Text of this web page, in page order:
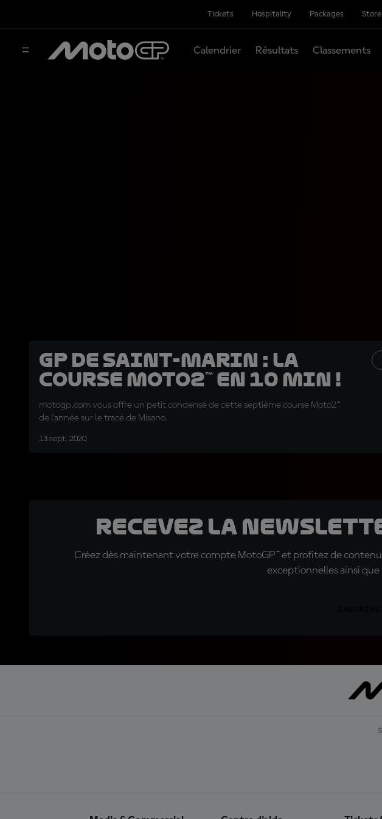
Tickets Hospitality Packages Store
Calendrier Résultats Classements
GP de Saint-Marin : La
course Moto2™ en 10 min !
motogp.com vous offre un petit condensé de cette septième course Moto2™
de l'année sur le tracé de Misano.
13 sept. 2020
Recevez la
Créez dès maintenant votre compte MotoGP™ et profitez de
exceptionnelles ainsi